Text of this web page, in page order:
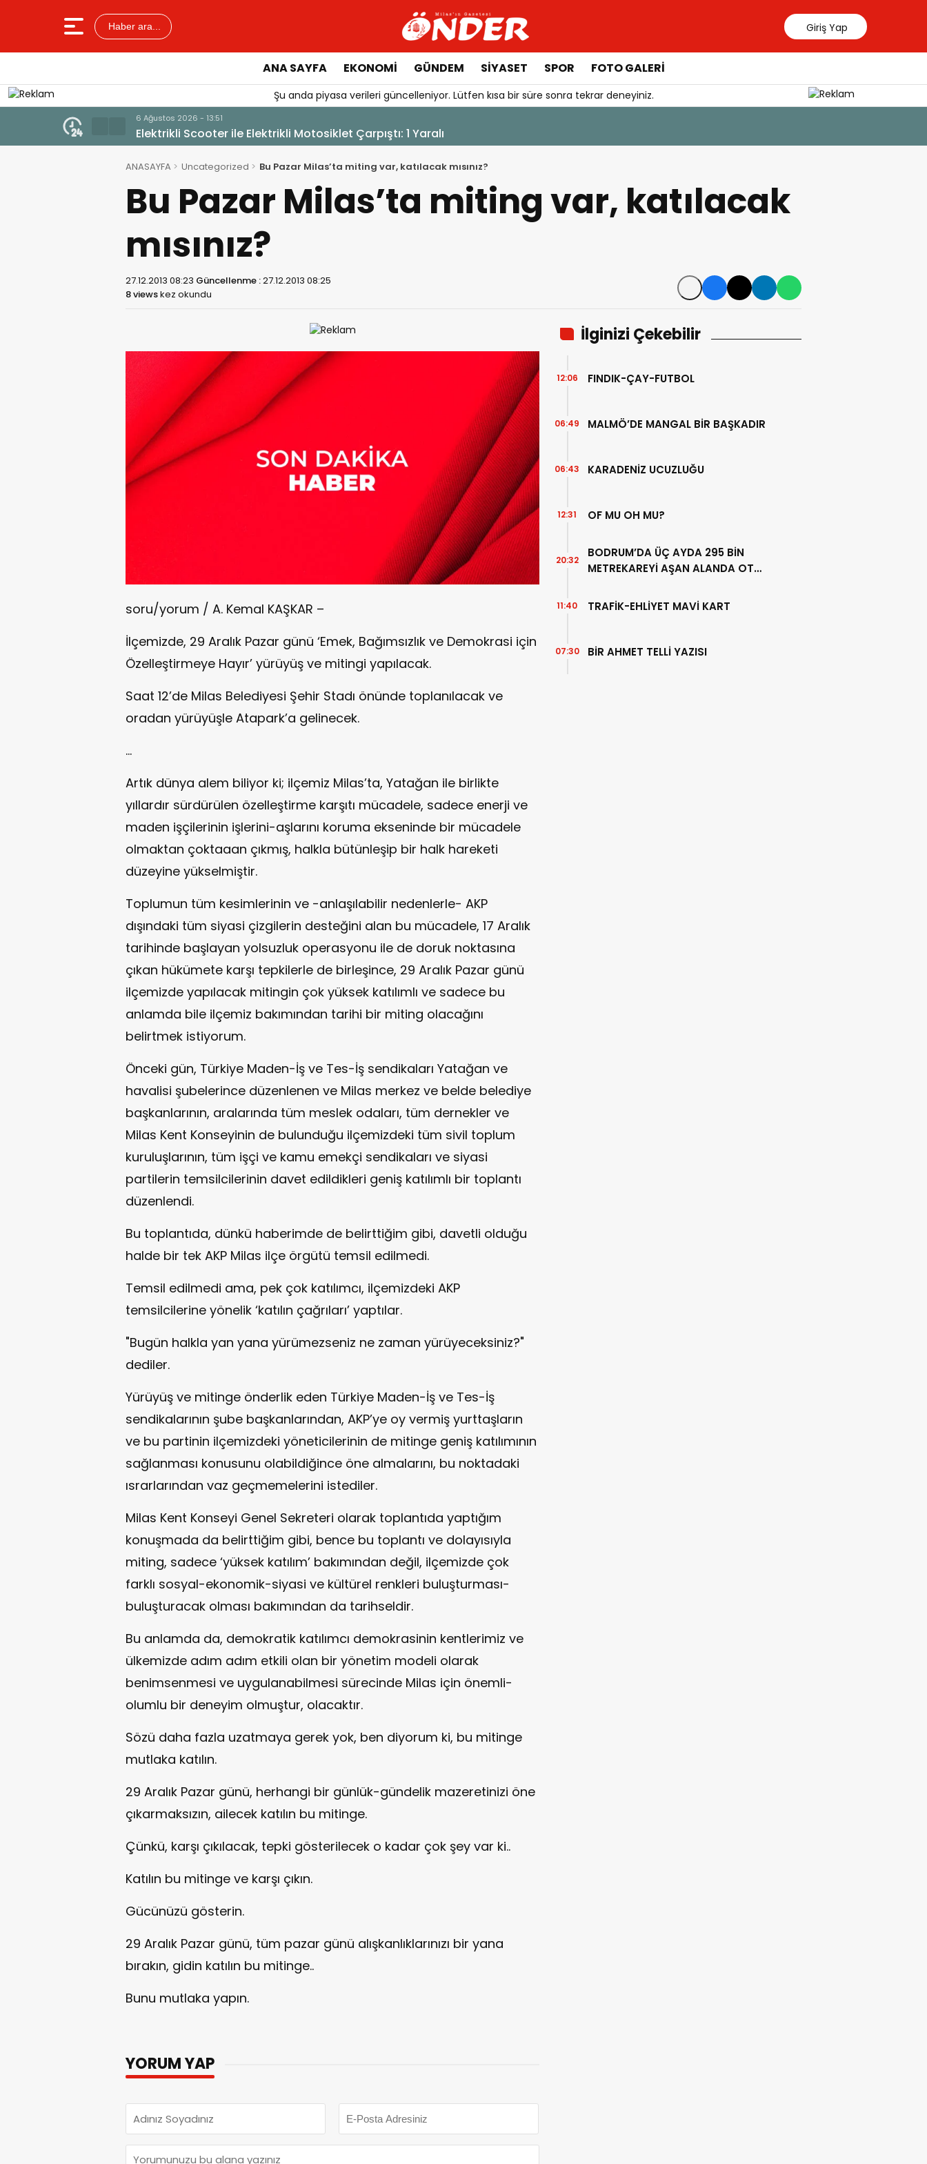
Haber ara... Giriş Yap
ANA SAYFA EKONOMİ GÜNDEM SİYASET SPOR FOTO GALERİ
Şu anda piyasa verileri güncelleniyor. Lütfen kısa bir süre sonra tekrar deneyiniz.
6 Ağustos 2026 - 12:17
Güllük’te Alevler Büyümeden Durduruldu
ANASAYFA Uncategorized Bu Pazar Milas’ta miting var, katılacak mısınız?
Bu Pazar Milas’ta miting var, katılacak
mısınız?
27.12.2013 08:23 Güncellenme :27.12.2013 08:25
8 viewskez okundu
soru/yorum / A. Kemal KAŞKAR –
İlçemizde, 29 Aralık Pazar günü ‘Emek, Bağımsızlık ve Demokrasi için
Özelleştirmeye Hayır’ yürüyüş ve mitingi yapılacak.
Saat 12’de Milas Belediyesi Şehir Stadı önünde toplanılacak ve
oradan yürüyüşle Atapark’a gelinecek.
…
Artık dünya alem biliyor ki; ilçemiz Milas’ta, Yatağan ile birlikte
yıllardır sürdürülen özelleştirme karşıtı mücadele, sadece enerji ve
maden işçilerinin işlerini-aşlarını koruma ekseninde bir mücadele
olmaktan çoktaaan çıkmış, halkla bütünleşip bir halk hareketi
düzeyine yükselmiştir.
Toplumun tüm kesimlerinin ve -anlaşılabilir nedenlerle- AKP
dışındaki tüm siyasi çizgilerin desteğini alan bu mücadele, 17 Aralık
tarihinde başlayan yolsuzluk operasyonu ile de doruk noktasına
çıkan hükümete karşı tepkilerle de birleşince, 29 Aralık Pazar günü
ilçemizde yapılacak mitingin çok yüksek katılımlı ve sadece bu
anlamda bile ilçemiz bakımından tarihi bir miting olacağını
belirtmek istiyorum.
Önceki gün, Türkiye Maden-İş ve Tes-İş sendikaları Yatağan ve
havalisi şubelerince düzenlenen ve Milas merkez ve belde belediye
başkanlarının, aralarında tüm meslek odaları, tüm dernekler ve
Milas Kent Konseyinin de bulunduğu ilçemizdeki tüm sivil toplum
kuruluşlarının, tüm işçi ve kamu emekçi sendikaları ve siyasi
partilerin temsilcilerinin davet edildikleri geniş katılımlı bir toplantı
düzenlendi.
Bu toplantıda, dünkü haberimde de belirttiğim gibi, davetli olduğu
halde bir tek AKP Milas ilçe örgütü temsil edilmedi.
Temsil edilmedi ama, pek çok katılımcı, ilçemizdeki AKP
temsilcilerine yönelik ‘katılın çağrıları’ yaptılar.
"Bugün halkla yan yana yürümezseniz ne zaman yürüyeceksiniz?"
dediler.
Yürüyüş ve mitinge önderlik eden Türkiye Maden-İş ve Tes-İş
sendikalarının şube başkanlarından, AKP’ye oy vermiş yurttaşların
ve bu partinin ilçemizdeki yöneticilerinin de mitinge geniş katılımının
sağlanması konusunu olabildiğince öne almalarını, bu noktadaki
ısrarlarından vaz geçmemelerini istediler.
Milas Kent Konseyi Genel Sekreteri olarak toplantıda yaptığım
konuşmada da belirttiğim gibi, bence bu toplantı ve dolayısıyla
miting, sadece ‘yüksek katılım’ bakımından değil, ilçemizde çok
farklı sosyal-ekonomik-siyasi ve kültürel renkleri buluşturması-
buluşturacak olması bakımından da tarihseldir.
Bu anlamda da, demokratik katılımcı demokrasinin kentlerimiz ve
ülkemizde adım adım etkili olan bir yönetim modeli olarak
benimsenmesi ve uygulanabilmesi sürecinde Milas için önemli-
olumlu bir deneyim olmuştur, olacaktır.
Sözü daha fazla uzatmaya gerek yok, ben diyorum ki, bu mitinge
mutlaka katılın.
29 Aralık Pazar günü, herhangi bir günlük-gündelik mazeretinizi öne
çıkarmaksızın, ailecek katılın bu mitinge.
Çünkü, karşı çıkılacak, tepki gösterilecek o kadar çok şey var ki..
Katılın bu mitinge ve karşı çıkın.
Gücünüzü gösterin.
29 Aralık Pazar günü, tüm pazar günü alışkanlıklarınızı bir yana
bırakın, gidin katılın bu mitinge..
Bunu mutlaka yapın.
YORUM YAP
İlginizi Çekebilir
FINDIK-ÇAY-FUTBOL
12:06
MALMÖ’DE MANGAL BİR BAŞKADIR
06:49
KARADENİZ UCUZLUĞU
06:43
OF MU OH MU?
12:31
BODRUM’DA ÜÇ AYDA 295 BİN
METREKAREYİ AŞAN ALANDA OT
20:32
TRAFİK-EHLİYET MAVİ KART
11:40
BİR AHMET TELLİ YAZISI
07:30